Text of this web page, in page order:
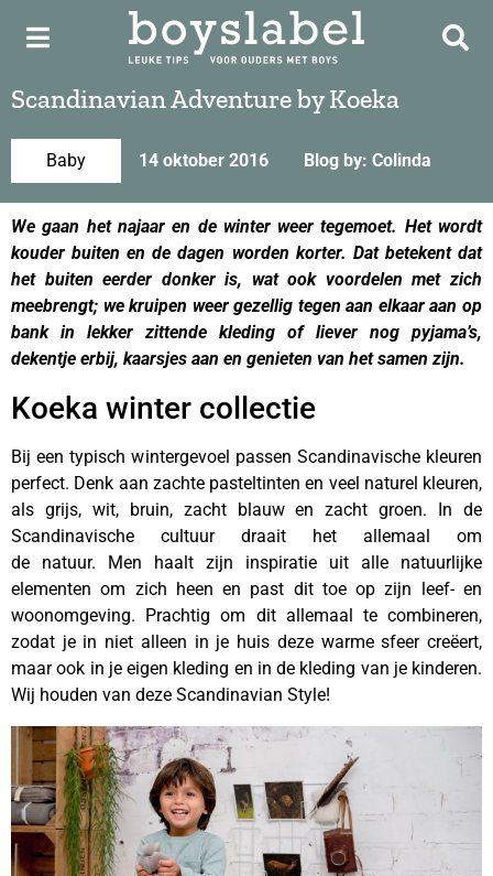
Scandinavian Adventure by Koeka
Baby 14 oktober 2016 Blog by: Colinda
We gaan het najaar en de winter weer tegemoet. Het wordt
kouder buiten en de dagen worden korter. Dat betekent dat
het buiten eerder donker is, wat ook voordelen met zich
meebrengt; we kruipen weer gezellig tegen aan elkaar aan op
bank in lekker zittende kleding of liever nog pyjama’s,
dekentje erbij, kaarsjes aan en genieten van het samen zijn.
Koeka winter collectie
Bij een typisch wintergevoel passen Scandinavische kleuren
perfect. Denk aan zachte pasteltinten en veel naturel kleuren,
als grijs, wit, bruin, zacht blauw en zacht groen. In de
Scandinavische cultuur draait het allemaal om
de natuur. Men haalt zijn inspiratie uit alle natuurlijke
elementen om zich heen en past dit toe op zijn leef- en
woonomgeving. Prachtig om dit allemaal te combineren,
zodat je in niet alleen in je huis deze warme sfeer creëert,
maar ook in je eigen kleding en in de kleding van je kinderen.
Wij houden van deze Scandinavian Style!